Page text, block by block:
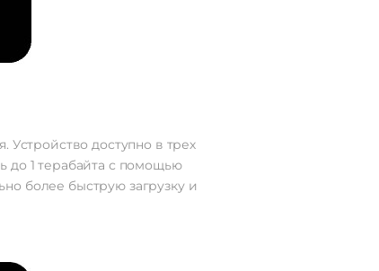
доступно в трех
до 1 терабайта с помощью
более быструю загрузку и